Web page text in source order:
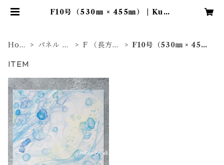
F10号（530㎜ × 455㎜） | Kumi
Hom
パネル 原
F （長方
F10号（530㎜ × 455
ITEM